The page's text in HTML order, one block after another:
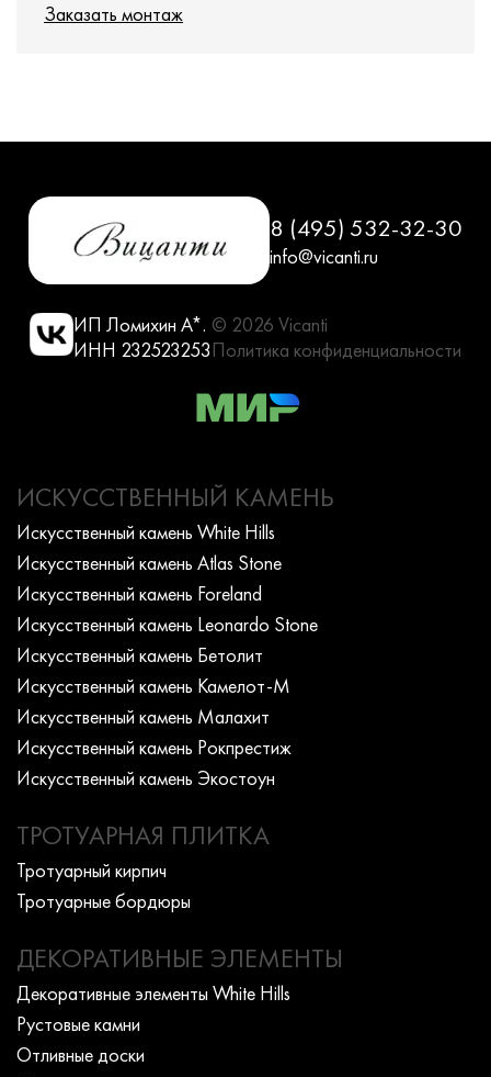
Заказать монтаж
8 (495) 532-32-30
info@vicanti.ru
ИП Ломихин А*.
ИНН 232523253
© 2026 Vicanti
Политика конфиденциальности
ИСКУССТВЕННЫЙ КАМЕНЬ
Искусcтвенный камень White Hills
Искусcтвенный камень Atlas Stone
Искусcтвенный камень Foreland
Искусcтвенный камень Leonardo Stone
Искусcтвенный камень Бетолит
Искусcтвенный камень Камелот-М
Искусcтвенный камень Малахит
Искусcтвенный камень Рокпрестиж
Искусcтвенный камень Экостоун
ТРОТУАРНАЯ ПЛИТКА
Тротуарный кирпич
Тротуарные бордюры
ДЕКОРАТИВНЫЕ ЭЛЕМЕНТЫ
Декоративные элементы White Hills
Рустовые камни
Отливные доски